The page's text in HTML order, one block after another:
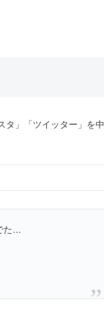
タ」「ツイッター」を中
た…